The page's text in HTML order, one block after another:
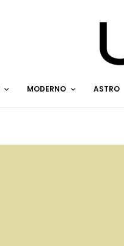
MODERNO ASTRO